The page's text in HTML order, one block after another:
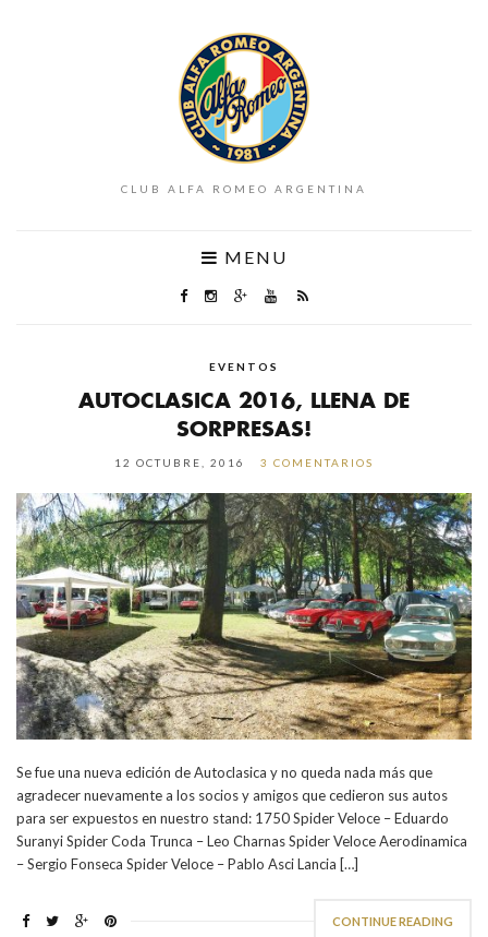
CLUB ALFA ROMEO ARGENTINA
MENU
EVENTOS
AUTOCLASICA 2016, LLENA DE
SORPRESAS!
12 OCTUBRE, 2016 3 COMENTARIOS
Se fue una nueva edición de Autoclasica y no queda nada más que
agradecer nuevamente a los socios y amigos que cedieron sus autos
para ser expuestos en nuestro stand: 1750 Spider Veloce – Eduardo
Suranyi Spider Coda Trunca – Leo Charnas Spider Veloce Aerodinamica
– Sergio Fonseca Spider Veloce – Pablo Asci Lancia […]
CONTINUE READING